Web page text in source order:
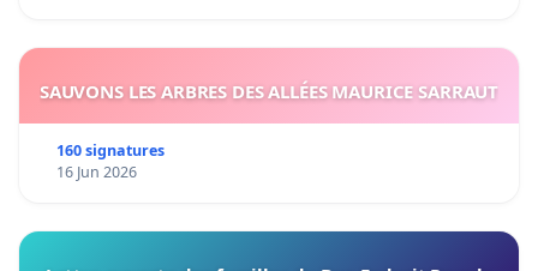
SAUVONS LES ARBRES DES ALLÉES MAURICE SARRAUT
160 signatures
16 Jun 2026